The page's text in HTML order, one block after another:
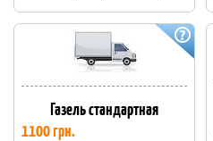
Газель стандартная
1100 грн.